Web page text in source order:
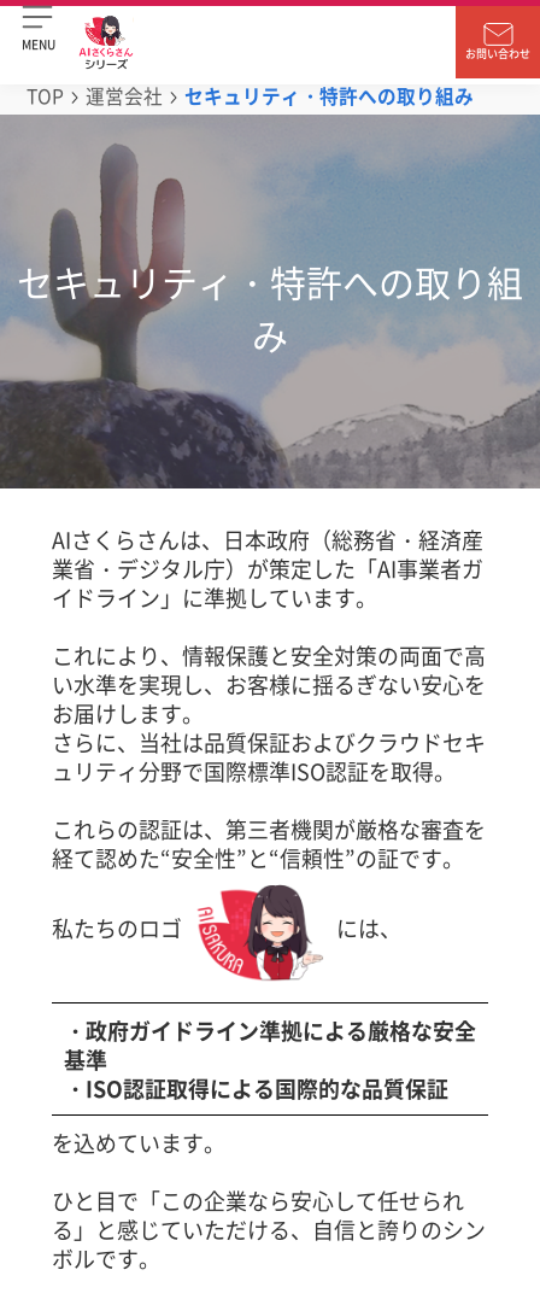
MENU
お問い合わせ
TOP 運営会社 セキュリティ・特許への取り組み
セキュリティ・特許への取り組
み
AIさくらさんは、日本政府（総務省・経済産
業省・デジタル庁）が策定した「AI事業者ガ
イドライン」に準拠しています。
これにより、情報保護と安全対策の両面で高
い水準を実現し、お客様に揺るぎない安心を
お届けします。
さらに、当社は品質保証およびクラウドセキ
ュリティ分野で国際標準ISO認証を取得。
これらの認証は、第三者機関が厳格な審査を
経て認めた“安全性”と“信頼性”の証です。
私たちのロゴ には、
・政府ガイドライン準拠による厳格な安全
基準
・ISO認証取得による国際的な品質保証
を込めています。
ひと目で「この企業なら安心して任せられ
る」と感じていただける、自信と誇りのシン
ボルです。